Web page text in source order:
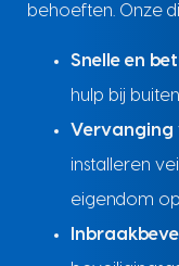
behoeften. Onze
Snelle en
hulp bij
Vervanging
installeren
eigendom